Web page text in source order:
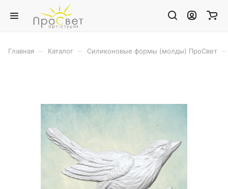
Главная Каталог Силиконовые формы (молды) ПроСвет